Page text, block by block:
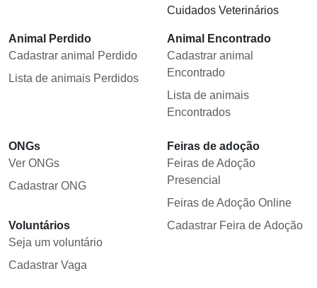
Cuidados Veterinários
Animal Perdido
Cadastrar animal Perdido
Lista de animais Perdidos
Animal Encontrado
Cadastrar animal
Encontrado
Lista de animais
Encontrados
ONGs
Ver ONGs
Cadastrar ONG
Voluntários
Seja um voluntário
Cadastrar Vaga
Feiras de adoção
Feiras de Adoção
Presencial
Feiras de Adoção Online
Cadastrar Feira de Adoção